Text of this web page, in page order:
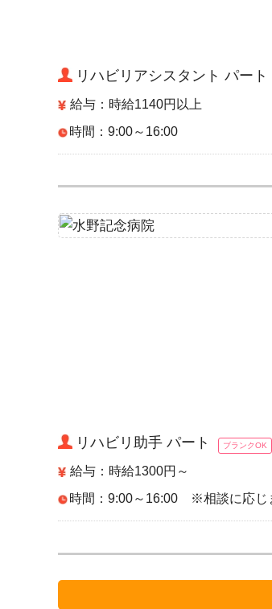
リハビリアシスタント パート
給与：時給1140円以上
時間：9:00～16:00
リハビリ助手 パート ブランクOK
給与：時給1300円～
時間：9:00～16:00 ※相談に応じ